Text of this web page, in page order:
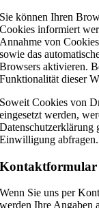
Sie können Ihren
Cookies informiert
Annahme von
sowie das
Browsers aktivieren.
Funktionalität dieser
Soweit Cookies von
eingesetzt werden,
Datenschutzerklärung
Einwilligung abfragen.
Kontaktformular
Wenn Sie uns per
werden Ihre Angaben